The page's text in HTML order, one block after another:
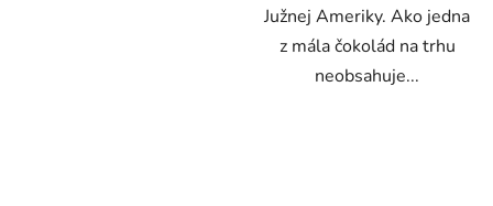
Južnej Ameriky. Ako jedna
z mála čokolád na trhu
neobsahuje...